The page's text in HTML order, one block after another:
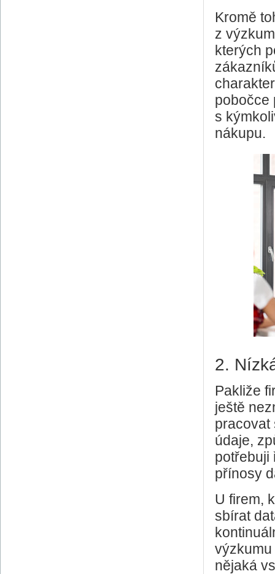
Kromě
z
kterých
pobočce
s
nákupu.
2.
Pakliže
ještě
pracovat
údaje,
potřebuji
přínosy
U firem,
sbírat
nějaká